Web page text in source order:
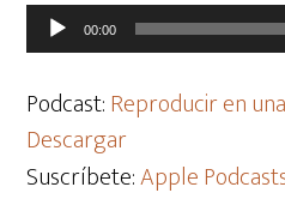
Reproductor
de
audio
00:00
Podcast:Reproducir en
Descargar
Suscríbete:Apple